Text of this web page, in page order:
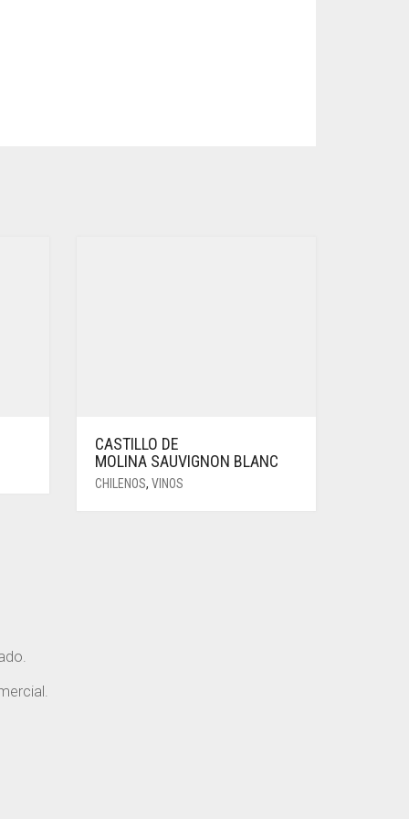
CASTILLO DE
MOLINA SAUVIGNON BLANC
CHILENOS, VINOS